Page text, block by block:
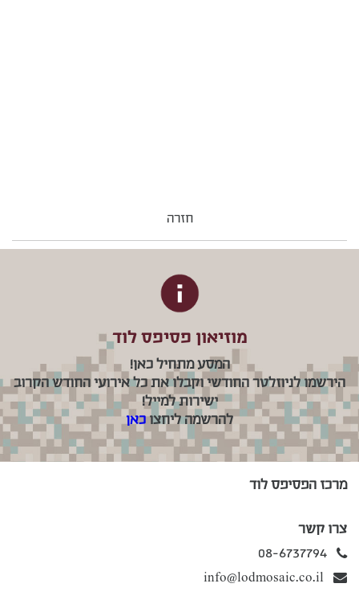
חזרה
מוזיאון פסיפס לוד
המסע מתחיל כאן!
הירשמו לניוזלטר החודשי וקבלו את כל אירועי החודש הקרוב
ישירות למייל!
להרשמה ליחצוכאן
מרכז הפסיפס לוד
צרו קשר
08-6737794
info@lodmosaic.co.il